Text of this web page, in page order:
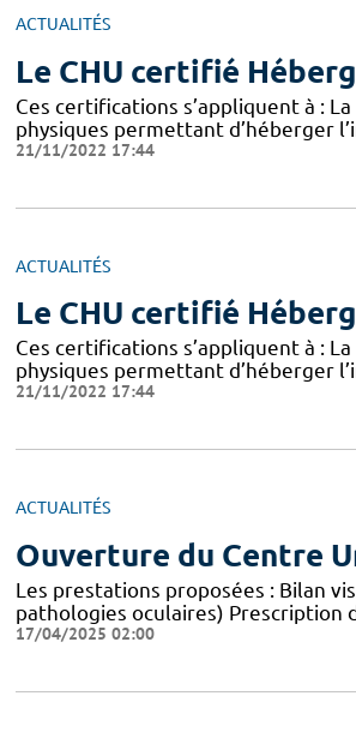
ACTUALITÉS
Le CHU certifié
Ces certifications s’appliquent à :
physiques permettant d’héberger
21/11/2022 17:44
ACTUALITÉS
Le CHU certifié
Ces certifications s’appliquent à :
physiques permettant d’héberger
21/11/2022 17:44
ACTUALITÉS
Ouverture du Centre
Les prestations proposées : Bilan
pathologies oculaires) Prescription
17/04/2025 02:00